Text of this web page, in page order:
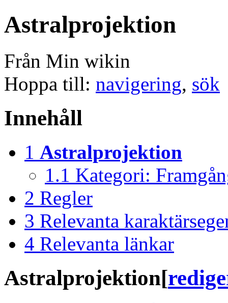
Astralprojektion
Från Min wikin
Hoppa till: navigering, sök
Innehåll
1 Astralprojektion
1.1 Kategori:
2 Regler
3 Relevanta
4 Relevanta länkar
Astralprojektion[